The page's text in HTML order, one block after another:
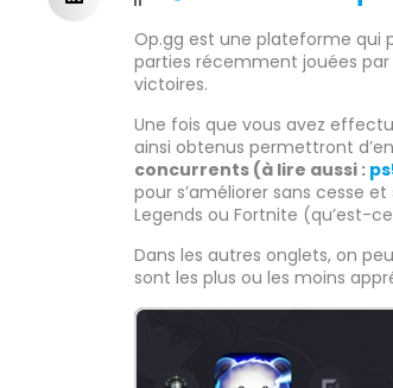
Op.gg est une plateforme qui
parties récemment jouées
victoires.
Une fois que vous avez
ainsi obtenus permettront
concurrents (à lire aussi :
pour s’améliorer sans cesse
Legends ou Fortnite (qu’est-
Dans les autres onglets, on
sont les plus ou les moins